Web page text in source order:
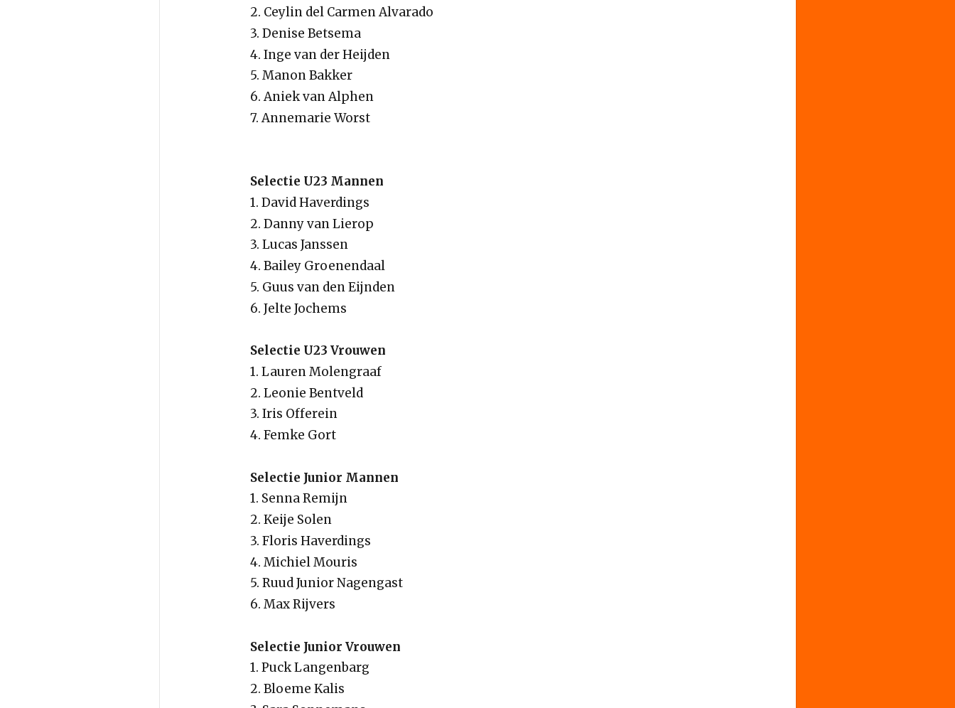
2. Ceylin del Carmen Alvarado
3. Denise Betsema
4. Inge van der Heijden
5. Manon Bakker
6. Aniek van Alphen
7. Annemarie Worst
Selectie U23 Mannen
1. David Haverdings
2. Danny van Lierop
3. Lucas Janssen
4. Bailey Groenendaal
5. Guus van den Eijnden
6. Jelte Jochems
Selectie U23 Vrouwen
1. Lauren Molengraaf
2. Leonie Bentveld
3. Iris Offerein
4. Femke Gort
Selectie Junior Mannen
1. Senna Remijn
2. Keije Solen
3. Floris Haverdings
4. Michiel Mouris
5. Ruud Junior Nagengast
6. Max Rijvers
Selectie Junior Vrouwen
1. Puck Langenbarg
2. Bloeme Kalis